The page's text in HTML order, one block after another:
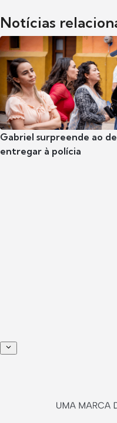
Notícias
Gabriel surpreende ao
entregar à polícia